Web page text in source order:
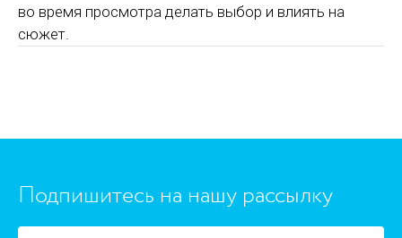
во время просмотра делать выбор и влиять на
сюжет.
https://www.high-endrolex.com/45
Подпишитесь на нашу рассылку